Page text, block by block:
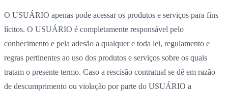
O USUÁRIO apenas pode acessar os produtos e serviços para fins
lícitos. O USUÁRIO é completamente responsável pelo
conhecimento e pela adesão a qualquer e toda lei, regulamento e
regras pertinentes ao uso dos produtos e serviços sobre os quais
tratam o presente termo. Caso a rescisão contratual se dê em razão
de descumprimento ou violação por parte do USUÁRIO a